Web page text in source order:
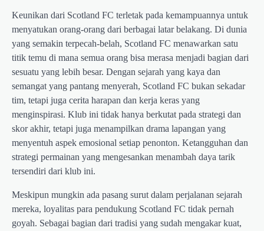
Keunikan dari Scotland FC terletak pada kemampuannya untuk
menyatukan orang-orang dari berbagai latar belakang. Di dunia
yang semakin terpecah-belah, Scotland FC menawarkan satu
titik temu di mana semua orang bisa merasa menjadi bagian dari
sesuatu yang lebih besar. Dengan sejarah yang kaya dan
semangat yang pantang menyerah, Scotland FC bukan sekadar
tim, tetapi juga cerita harapan dan kerja keras yang
menginspirasi. Klub ini tidak hanya berkutat pada strategi dan
skor akhir, tetapi juga menampilkan drama lapangan yang
menyentuh aspek emosional setiap penonton. Ketangguhan dan
strategi permainan yang mengesankan menambah daya tarik
tersendiri dari klub ini.
Meskipun mungkin ada pasang surut dalam perjalanan sejarah
mereka, loyalitas para pendukung Scotland FC tidak pernah
goyah. Sebagai bagian dari tradisi yang sudah mengakar kuat,